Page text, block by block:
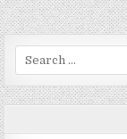
Search for: